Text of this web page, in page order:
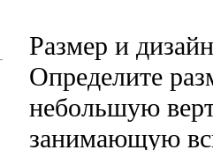
Размер и дизайн
Определите
небольшую
занимающую